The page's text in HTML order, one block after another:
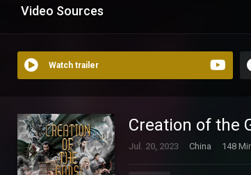
Video Sources
Watch trailer
Creation of the
Jul. 20, 2023 China 148